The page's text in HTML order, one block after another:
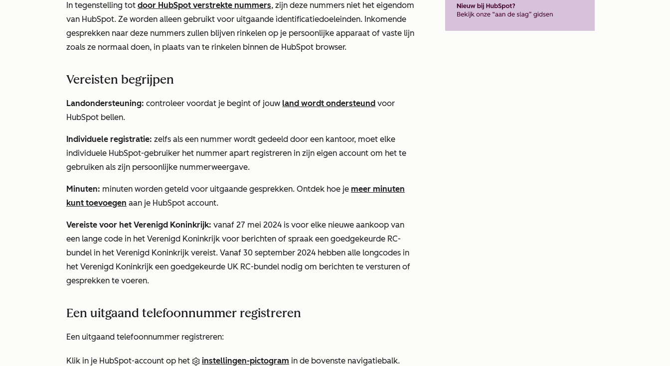
In tegenstelling tot door HubSpot verstrekte nummers, zijn deze nummers niet het eigendom
van HubSpot. Ze worden alleen gebruikt voor uitgaande identificatiedoeleinden. Inkomende
gesprekken naar deze nummers zullen blijven rinkelen op je persoonlijke apparaat of vaste lijn
zoals ze normaal doen, in plaats van te rinkelen binnen de HubSpot browser.
Vereisten begrijpen
Landondersteuning: controleer voordat je begint of jouw land wordt ondersteund voor
HubSpot bellen.
Individuele registratie: zelfs als een nummer wordt gedeeld door een kantoor, moet elke
individuele HubSpot-gebruiker het nummer apart registreren in zijn eigen account om het te
gebruiken als zijn persoonlijke nummerweergave.
Minuten: minuten worden geteld voor uitgaande gesprekken. Ontdek hoe je meer minuten
kunt toevoegen aan je HubSpot account.
Vereiste voor het Verenigd Koninkrijk: vanaf 27 mei 2024 is voor elke nieuwe aankoop van
een lange code in het Verenigd Koninkrijk voor berichten of spraak een goedgekeurde RC-
bundel in het Verenigd Koninkrijk vereist. Vanaf 30 september 2024 hebben alle longcodes in
het Verenigd Koninkrijk een goedgekeurde UK RC-bundel nodig om berichten te versturen of
gesprekken te voeren.
Een uitgaand telefoonnummer registreren
Een uitgaand telefoonnummer registreren:
Klik in je HubSpot-account op het instellingen-pictogram in de bovenste navigatiebalk.